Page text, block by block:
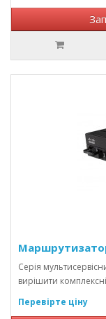
Маршрутизатор
Серія
вирішити
Перевірте ціну